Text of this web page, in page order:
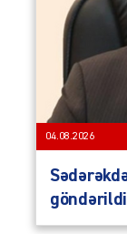
04.08.2026
göndərildi